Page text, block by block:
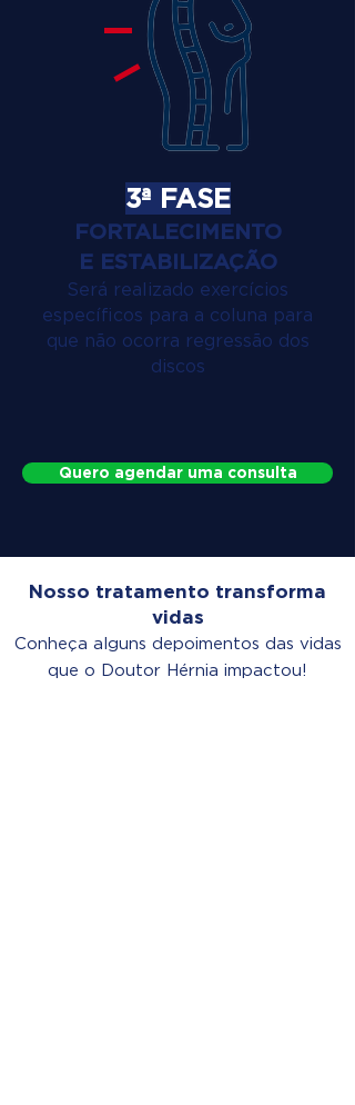
3ª FASE
FORTALECIMENTO
E ESTABILIZAÇÃO
Será realizado exercícios
específicos para a coluna para
que não ocorra regressão dos
discos
Quero agendar uma consulta
Nosso tratamento transforma
vidas
Conheça alguns depoimentos das vidas
que o Doutor Hérnia impactou!